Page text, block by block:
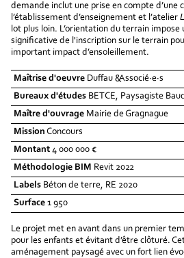
demande inclut une prise en compte d’une
l’établissement d’enseignement et l’atelier
lot plus loin. L’orientation du terrain impose
significative de l'inscription sur le terrain
important impact d’ensoleillement.
Maîtrise d'oeuvre Duffau &Associé·e·s
Bureaux d'études BETCE, Paysagiste
Maître d'ouvrage Mairie de Gragnague
Mission Concours
Montant 4 000 000 €
Méthodologie BIM Revit 2022
Labels Béton de terre, RE 2020
Surface 1 950
Le projet met en avant dans un premier
pour les enfants et évitant d’être clôturé.
aménagement paysagé avec un fort lien